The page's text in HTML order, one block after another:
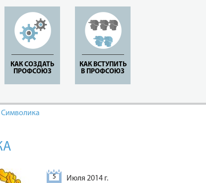
КАК СОЗДАТЬ
ПРОФСОЮЗ
КАК ВСТУПИТЬ
В ПРОФСОЮЗ
Символика
5 Июля 2014 г.